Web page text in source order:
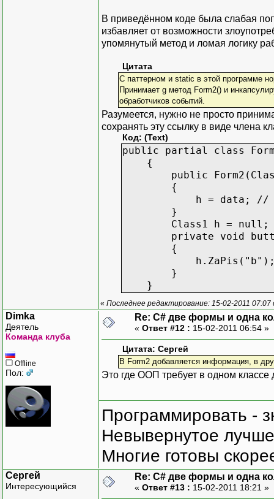
В приведённом коде была слабая
избавляет от возможности
упомянутый метод и ломая логику
Цитата
С паттерном и static в этой программе
Принимает g метод Form2() и
обработчиков событий.
Разумеется, нужно не просто
сохранять эту ссылку в виде члена
Код: (Text)
public partial class
{
public
{
h = data; // <<---
}
Class1 h = null;
private void
{
}
}
« Последнее редактирование: 15-02-2011
Dimka
Деятель
Команда клуба
Offline
Пол:
Re: C# две формы и одна
« Ответ #12 : 15-02-2011 06:54 »
Цитата: Сергей
В Form2 добавляется информация, в
Это где ООП требует в одном
Программировать -
Невывернутое
Многие готовы
Сергей
Интересующийся
Re: C# две формы и одна
« Ответ #13 : 15-02-2011 18:21 »